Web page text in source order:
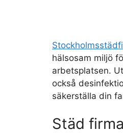
hälsosam miljö
arbetsplatsen.
också
säkerställa din
Städ firma